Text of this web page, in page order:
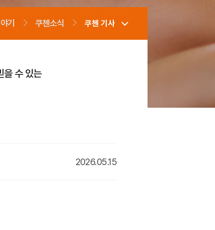
기 쿠첸소식 쿠첸 기사
을 수 있는
2026.05.15